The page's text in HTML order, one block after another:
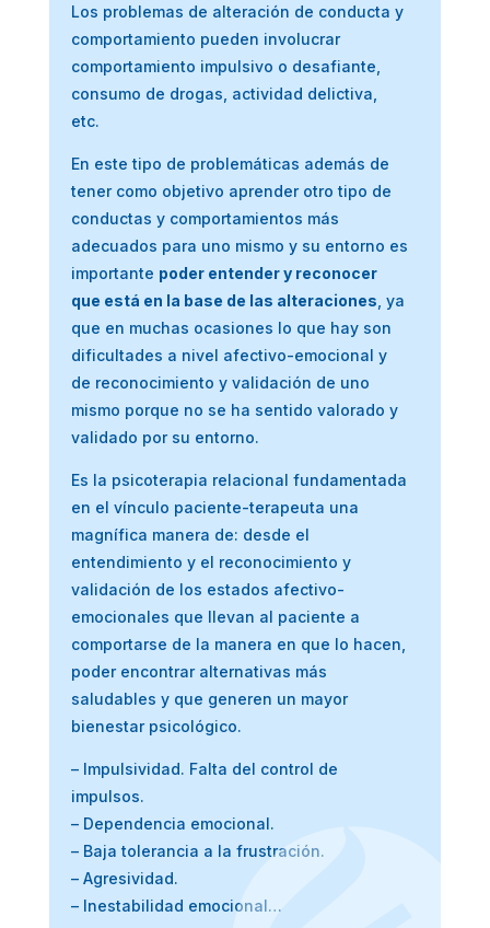
Los problemas de alteración de conducta y
comportamiento pueden involucrar
comportamiento impulsivo o desafiante,
consumo de drogas, actividad delictiva,
etc.
En este tipo de problemáticas además de
tener como objetivo aprender otro tipo de
conductas y comportamientos más
adecuados para uno mismo y su entorno es
importante poder entender y reconocer
que está en la base de las alteraciones , ya
que en muchas ocasiones lo que hay son
dificultades a nivel afectivo-emocional y
de reconocimiento y validación de uno
mismo porque no se ha sentido valorado y
validado por su entorno.
Es la psicoterapia relacional fundamentada
en el vínculo paciente-terapeuta una
magnífica manera de: desde el
entendimiento y el reconocimiento y
validación de los estados afectivo-
emocionales que llevan al paciente a
comportarse de la manera en que lo hacen,
poder encontrar alternativas más
saludables y que generen un mayor
bienestar psicológico.
– Impulsividad. Falta del control de
impulsos.
– Dependencia emocional.
– Baja tolerancia a la frustración.
– Agresividad.
– Inestabilidad emocional…